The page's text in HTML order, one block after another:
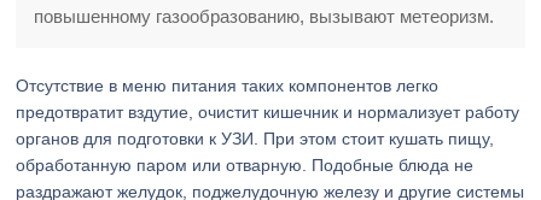
повышенному газообразованию, вызывают метеоризм.
Отсутствие в меню питания таких компонентов легко
предотвратит вздутие, очистит кишечник и нормализует работу
органов для подготовки к УЗИ. При этом стоит кушать пищу,
обработанную паром или отварную. Подобные блюда не
раздражают желудок, поджелудочную железу и другие системы